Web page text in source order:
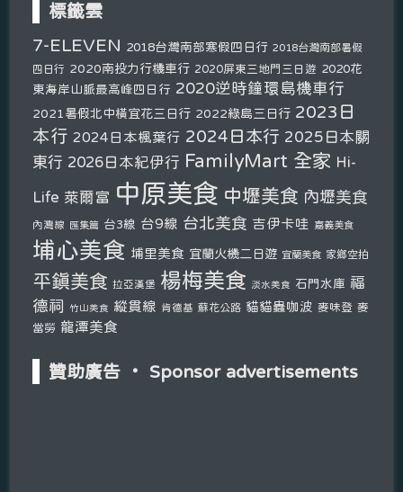
標籤雲
7-ELEVEN 2018台灣南部寒假四日行 2018台灣南部暑假
四日行 2020南投力行機車行 2020屏東三地門三日遊
2020花
東海岸山脈最高峰四日行 2020逆時鐘環島機車行
2021暑假北中橫宜花三日行 2022綠島三日行 2023日
本行 2024日本楓葉行 2024日本行 2025日本關
東行 2026日本紀伊行 FamilyMart 全家 Hi-
Life 萊爾富 中原美食 中壢美食 內壢美食
內灣線 匯集篇 台3線 台9線 台北美食 吉伊卡哇 嘉義美食
埔心美食 埔里美食 宜蘭火機二日遊 宜蘭美食 家鄉空拍
平鎮美食 拉亞漢堡 楊梅美食 淡水美食 石門水庫 福
德祠
竹山美食 縱貫線 肯德基 蘇花公路 貓貓蟲咖波 麥味登 麥
當勞 龍潭美食
贊助廣告 ‧ Sponsor advertisements